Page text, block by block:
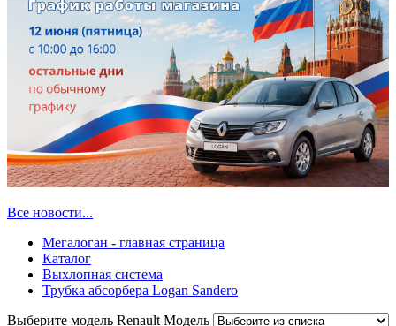
Все новости...
Мегалоган - главная страница
Каталог
Выхлопная система
Трубка абсорбера Logan Sandero
Выберите модель Renault Модель